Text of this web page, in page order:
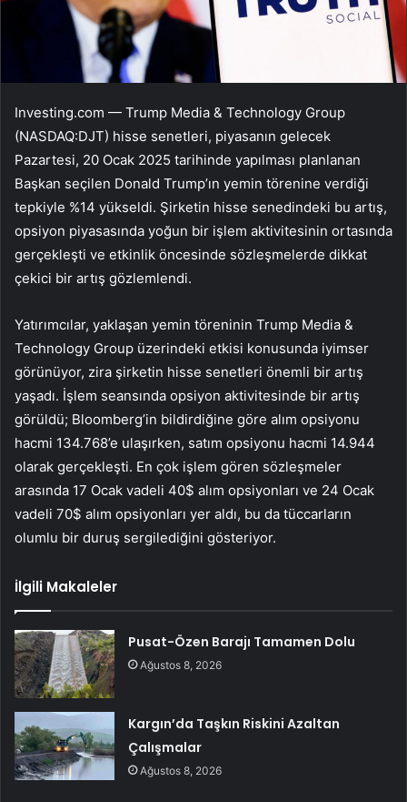
Investing.com — Trump Media & Technology Group
(NASDAQ:DJT) hisse senetleri, piyasanın gelecek
Pazartesi, 20 Ocak 2025 tarihinde yapılması planlanan
Başkan seçilen Donald Trump’ın yemin törenine verdiği
tepkiyle %14 yükseldi. Şirketin hisse senedindeki bu artış,
opsiyon piyasasında yoğun bir işlem aktivitesinin ortasında
gerçekleşti ve etkinlik öncesinde sözleşmelerde dikkat
çekici bir artış gözlemlendi.
Yatırımcılar, yaklaşan yemin töreninin Trump Media &
Technology Group üzerindeki etkisi konusunda iyimser
görünüyor, zira şirketin hisse senetleri önemli bir artış
yaşadı. İşlem seansında opsiyon aktivitesinde bir artış
görüldü; Bloomberg’in bildirdiğine göre alım opsiyonu
hacmi 134.768’e ulaşırken, satım opsiyonu hacmi 14.944
olarak gerçekleşti. En çok işlem gören sözleşmeler
arasında 17 Ocak vadeli 40$ alım opsiyonları ve 24 Ocak
vadeli 70$ alım opsiyonları yer aldı, bu da tüccarların
olumlu bir duruş sergilediğini gösteriyor.
İlgili Makaleler
Pusat-Özen Barajı Tamamen Dolu
Ağustos 8, 2026
Kargın’da Taşkın Riskini Azaltan
Çalışmalar
Ağustos 8, 2026